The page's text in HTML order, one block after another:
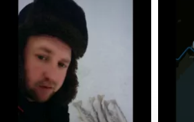
сегодня было))) всем удачи !